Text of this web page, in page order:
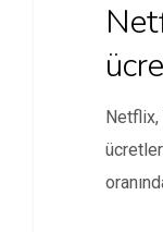
Netflix,